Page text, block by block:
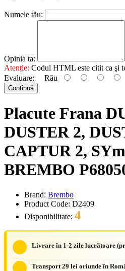
Numele tău:
Opinia ta:
Atenție: Codul HTML este citit ca şi
Evaluare: Rău
Continuă
Placute Frana
DUSTER 2,
CAPTUR 2,
BREMBO
Brand: Brembo
Product Code: D2409
Disponibilitate: 4
Livrare în 1-2 zile lucrătoare
Transport 29 lei oriunde în